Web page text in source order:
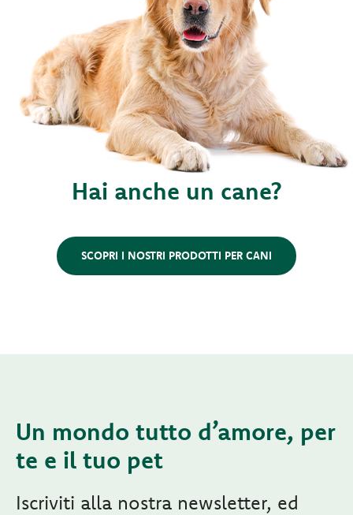
Hai anche un cane?
SCOPRI I NOSTRI PRODOTTI PER CANI
Un mondo tutto d’amore, per
te e il tuo pet
Iscriviti alla nostra newsletter, ed